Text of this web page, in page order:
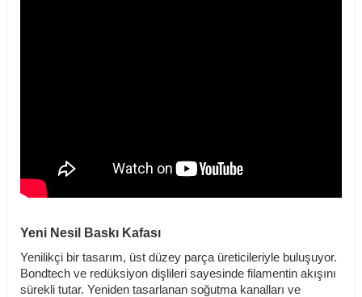
Yeni Nesil Baskı Kafası
Yenilikçi bir tasarım, üst düzey parça üreticileriyle buluşuyor.
Bondtech ve redüksiyon dişlileri sayesinde filamentin akışını
sürekli tutar. Yeniden tasarlanan soğutma kanalları ve